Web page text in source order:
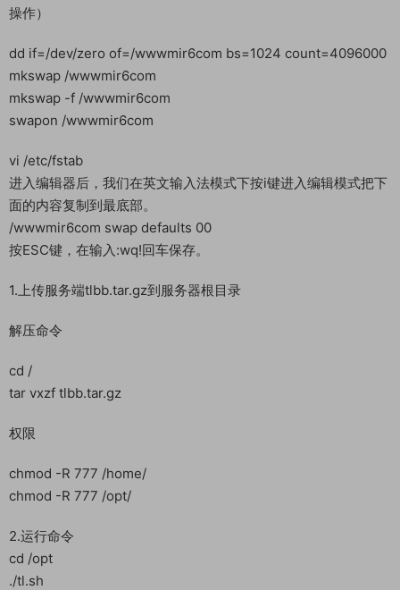
操作）
dd if=/dev/zero of=/wwwmir6com bs=1024 count=4096000
mkswap /wwwmir6com
mkswap -f /wwwmir6com
swapon /wwwmir6com
vi /etc/fstab
进入编辑器后，我们在英文输入法模式下按i键进入编辑模式把下
面的内容复制到最底部。
/wwwmir6com swap defaults 00
按ESC键，在输入:wq!回车保存。
1.上传服务端tlbb.tar.gz到服务器根目录
解压命令
cd /
tar vxzf tlbb.tar.gz
权限
chmod -R 777 /home/
chmod -R 777 /opt/
2.运行命令
cd /opt
./tl.sh